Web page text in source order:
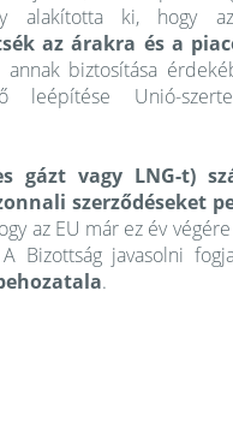
alakította ki, hogy
az árakra és a
biztosítása
leépítése Unió-
gázt vagy LNG-t)
szerződéseket
az EU már ez év
Bizottság javasolni
.